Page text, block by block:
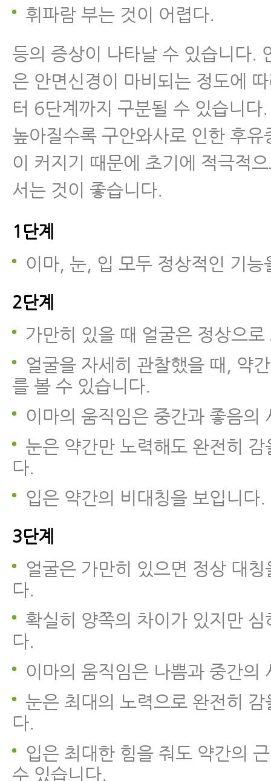
휘파람 부는 것이 어렵다.
등의 증상이 나타날 수 있습니다.
은 안면신경이 마비되는 정도에
터 6단계까지 구분될 수 있습니다
높아질수록 구안와사로 인한 후유
이 커지기 때문에 초기에 적극적
서는 것이 좋습니다.
1단계
이마, 눈, 입 모두 정상적인 기능
2단계
가만히 있을 때 얼굴은 정상으
얼굴을 자세히 관찰했을 때, 약
를 볼 수 있습니다.
이마의 움직임은 중간과 좋음의
눈은 약간만 노력해도 완전히
다.
입은 약간의 비대칭을 보입니다.
3단계
얼굴은 가만히 있으면 정상 대
다.
확실히 양쪽의 차이가 있지만
다.
이마의 움직임은 나쁨과 중간의
눈은 최대의 노력으로 완전히
다.
입은 최대한 힘을 줘도 약간의
수 있습니다.